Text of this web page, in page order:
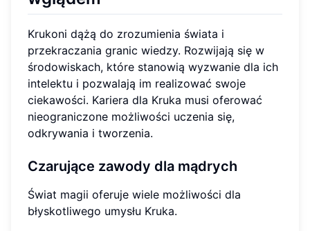
Krukoni dążą do zrozumienia świata i
przekraczania granic wiedzy. Rozwijają się w
środowiskach, które stanowią wyzwanie dla ich
intelektu i pozwalają im realizować swoje
ciekawości. Kariera dla Kruka musi oferować
nieograniczone możliwości uczenia się,
odkrywania i tworzenia.
Czarujące zawody dla mądrych
Świat magii oferuje wiele możliwości dla
błyskotliwego umysłu Kruka.